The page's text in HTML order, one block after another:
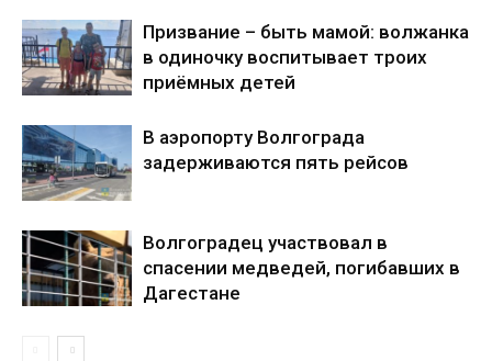
Призвание – быть мамой: волжанка
в одиночку воспитывает троих
приёмных детей
В аэропорту Волгограда
задерживаются пять рейсов
Волгоградец участвовал в
спасении медведей, погибавших в
Дагестане